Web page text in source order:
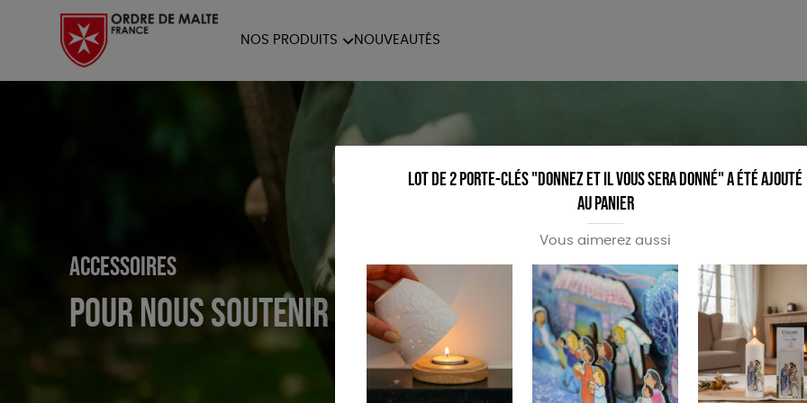
NOS PRODUITS
PAPETERIE
NOUVEAUTÉS
Accessoires
Pour nous soutenir en beauté
Lot de 2 porte-clés "Donnez et il vous sera donné" a été ajouté
au panier
Vous aimerez aussi